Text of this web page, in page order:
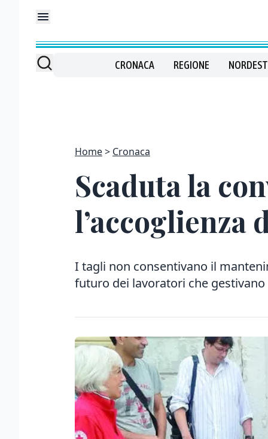
CRONACA REGIONE NORDEST
Home Cronaca
Scaduta la
l’accoglienza
I tagli non consentivano il
futuro dei lavoratori che